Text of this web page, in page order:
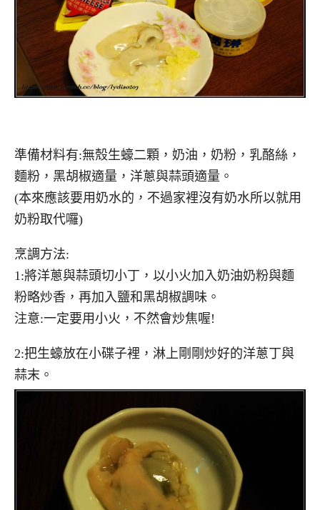
準備材料有:無殼生蠔二顆，奶油，奶粉，乳酪絲，
麵粉，黑胡椒適量，洋蔥與蒜頭適量。
(本來應該要用奶水的，不過家裡沒有奶水所以就用
奶粉取代囉)
烹調方法:
1:將洋蔥與蒜頭切小丁，以小火加入奶油奶粉與麵
粉略炒香，再加入鹽和黑胡椒調味。
注意:一定要用小火，不然會炒焦喔!
2:把生蠔放在小碟子裡，淋上剛剛炒好的洋蔥丁與
蒜末。